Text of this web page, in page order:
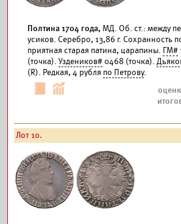
Полтина 1704 года, МД. Об. ст.: между
усиков. Серебро, 13,86 г. Сохранность
приятная старая патина, царапины. ГМ#
(точка). Уздеников# 0468 (точка).
(R). Редкая, 4 рубля по Петрову.
Лот 10.